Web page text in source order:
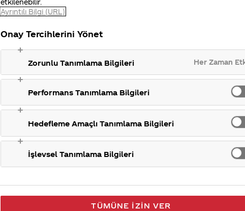
etkilenebilir.
Ayrıntılı Bilgi (URL)
Onay Tercihlerini Yönet
Zorunlu Tanımlama Bilgileri Her Zaman
Performans Tanımlama Bilgileri
Hedefleme Amaçlı Tanımlama Bilgileri
İşlevsel Tanımlama Bilgileri
TÜMÜNE İZIN VER